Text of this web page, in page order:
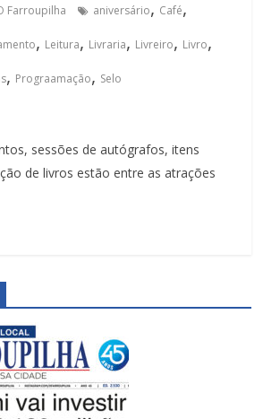
Farroupilha aniversário, Café,
, Leitura, Livraria, Livreiro, Livro,
, Prograamação, Selo
sessões de autógrafos, itens
de livros estão entre as atrações